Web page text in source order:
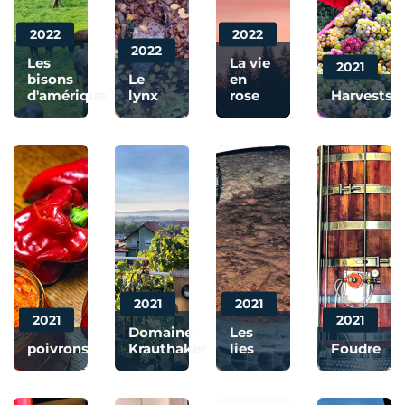
Les
bisons
d'amérique
2022
Le
lynx
2022
La vie
en
rose
2022
Harvests
2021
poivrons
2021
Domaine
Krauthaker
2021
Les
lies
2021
Foudre
2021